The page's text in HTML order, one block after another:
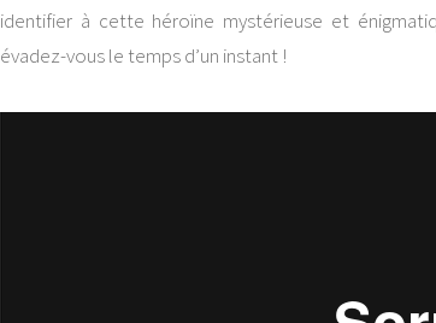
identifier à cette héroïne mystérieuse et
évadez-vous le temps d’un instant !